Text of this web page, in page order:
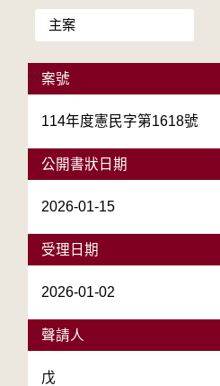
主案
:::案號
114年度憲民字第1618號
公開書狀日期
2026-01-15
受理日期
2026-01-02
聲請人
戊